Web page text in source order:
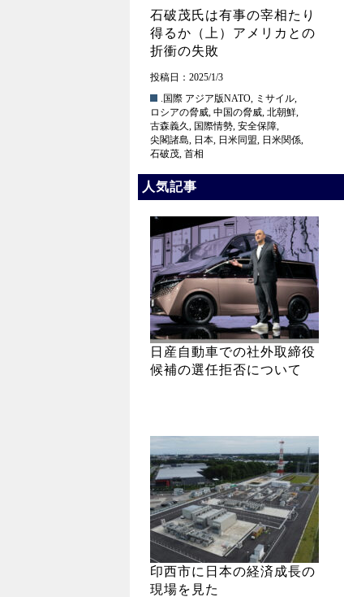
石破茂氏は有事の宰相たり
得るか（上）アメリカとの
折衝の失敗
投稿日：2025/1/3
.国際 アジア版NATO, ミサイル,
ロシアの脅威, 中国の脅威, 北朝鮮,
古森義久, 国際情勢, 安全保障,
尖閣諸島, 日本, 日米同盟, 日米関係,
石破茂, 首相
人気記事
日産自動車での社外取締役
候補の選任拒否について
印西市に日本の経済成長の
現場を見た